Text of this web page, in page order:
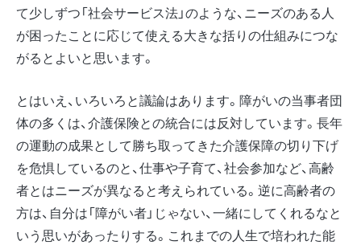
て少しずつ「社会サービス法」のような、ニーズのある人
が困ったことに応じて使える大きな括りの仕組みにつな
がるとよいと思います。
とはいえ、いろいろと議論はあります。障がいの当事者団
体の多くは、介護保険との統合には反対しています。長年
の運動の成果として勝ち取ってきた介護保障の切り下げ
を危惧しているのと、仕事や子育て、社会参加など、高齢
者とはニーズが異なると考えられている。逆に高齢者の
方は、自分は「障がい者」じゃない、一緒にしてくれるなと
いう思いがあったりする。これまでの人生で培われた能